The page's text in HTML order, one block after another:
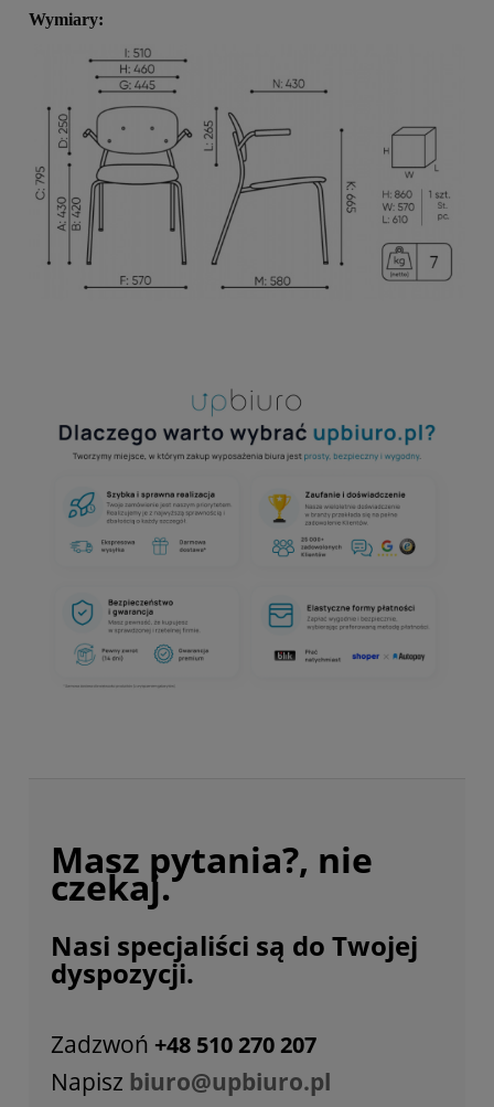
Wymiary:
Masz pytania?, nie
czekaj.
Nasi specjaliści są do Twojej
dyspozycji.
Zadzwoń +48 510 270 207
Napisz biuro@upbiuro.pl